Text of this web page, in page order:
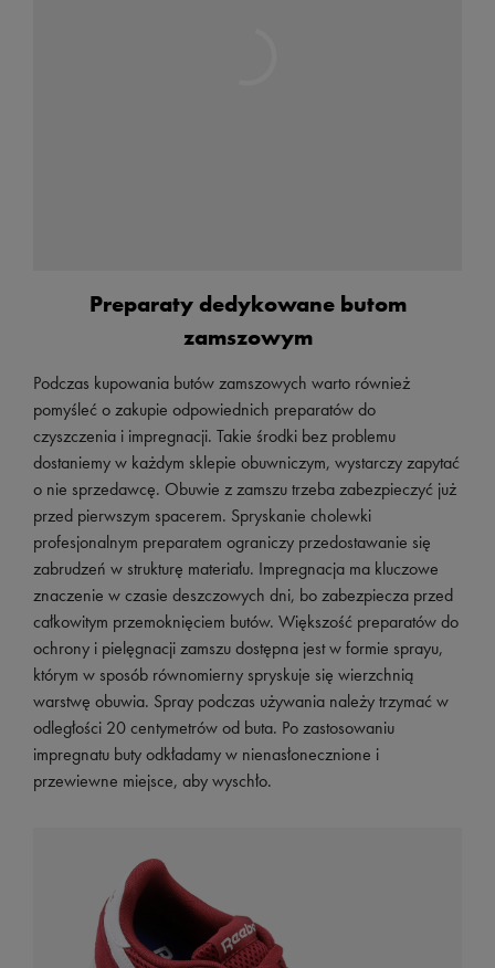
Preparaty dedykowane butom
zamszowym
Podczas kupowania butów zamszowych warto również
pomyśleć o zakupie odpowiednich preparatów do
czyszczenia i impregnacji. Takie środki bez problemu
dostaniemy w każdym sklepie obuwniczym, wystarczy zapytać
o nie sprzedawcę. Obuwie z zamszu trzeba zabezpieczyć już
przed pierwszym spacerem. Spryskanie cholewki
profesjonalnym preparatem ograniczy przedostawanie się
zabrudzeń w strukturę materiału. Impregnacja ma kluczowe
znaczenie w czasie deszczowych dni, bo zabezpiecza przed
całkowitym przemoknięciem butów. Większość preparatów do
ochrony i pielęgnacji zamszu dostępna jest w formie sprayu,
którym w sposób równomierny spryskuje się wierzchnią
warstwę obuwia. Spray podczas używania należy trzymać w
odległości 20 centymetrów od buta. Po zastosowaniu
impregnatu buty odkładamy w nienasłonecznione i
przewiewne miejsce, aby wyschło.